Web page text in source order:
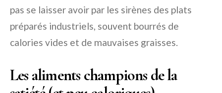
pas se laisser avoir par les sirènes des plats
préparés industriels, souvent bourrés de
calories vides et de mauvaises graisses.
Les aliments champions de la